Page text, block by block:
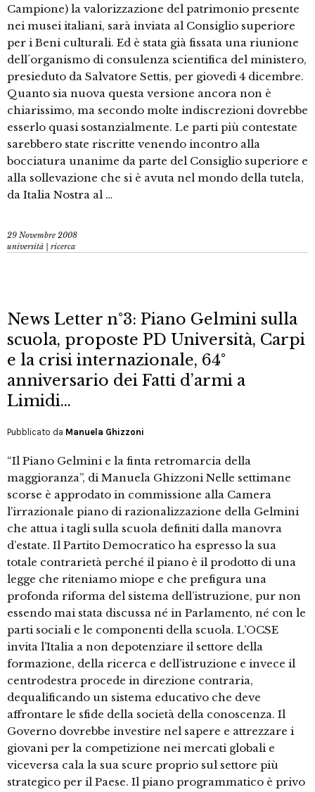
Campione) la valorizzazione del patrimonio presente
nei musei italiani, sarà inviata al Consiglio superiore
per i Beni culturali. Ed è stata già fissata una riunione
dell´organismo di consulenza scientifica del ministero,
presieduto da Salvatore Settis, per giovedì 4 dicembre.
Quanto sia nuova questa versione ancora non è
chiarissimo, ma secondo molte indiscrezioni dovrebbe
esserlo quasi sostanzialmente. Le parti più contestate
sarebbero state riscritte venendo incontro alla
bocciatura unanime da parte del Consiglio superiore e
alla sollevazione che si è avuta nel mondo della tutela,
da Italia Nostra al …
29 Novembre 2008
università | ricerca
News Letter n°3: Piano Gelmini sulla
scuola, proposte PD Università, Carpi
e la crisi internazionale, 64°
anniversario dei Fatti d’armi a
Limidi…
Pubblicato da Manuela Ghizzoni
“Il Piano Gelmini e la finta retromarcia della
maggioranza”, di Manuela Ghizzoni Nelle settimane
scorse è approdato in commissione alla Camera
l’irrazionale piano di razionalizzazione della Gelmini
che attua i tagli sulla scuola definiti dalla manovra
d’estate. Il Partito Democratico ha espresso la sua
totale contrarietà perché il piano è il prodotto di una
legge che riteniamo miope e che prefigura una
profonda riforma del sistema dell’istruzione, pur non
essendo mai stata discussa né in Parlamento, né con le
parti sociali e le componenti della scuola. L’OCSE
invita l’Italia a non depotenziare il settore della
formazione, della ricerca e dell’istruzione e invece il
centrodestra procede in direzione contraria,
dequalificando un sistema educativo che deve
affrontare le sfide della società della conoscenza. Il
Governo dovrebbe investire nel sapere e attrezzare i
giovani per la competizione nei mercati globali e
viceversa cala la sua scure proprio sul settore più
strategico per il Paese. Il piano programmatico è privo